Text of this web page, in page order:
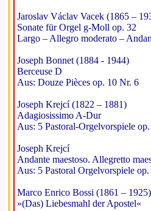
Jaroslav Václav Vacek (1865 –
Sonate für Orgel g-Moll op. 32
Largo – Allegro moderato –
Joseph Bonnet (1884 - 1944)
Berceuse D
Aus: Douze Pièces op. 10 Nr. 6
Joseph Krejcí (1822 – 1881)
Adagiosissimo A-Dur
Aus: 5 Pastoral-Orgelvorspiele
Joseph Krejcí
Andante maestoso. Allegretto
Aus: 5 Pastoral Orgelvorspiele
Marco Enrico Bossi (1861 – 1925)
»(Das) Liebesmahl der Apostel«